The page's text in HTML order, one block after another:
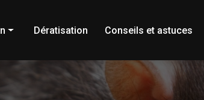
Dératisation Conseils et astuces